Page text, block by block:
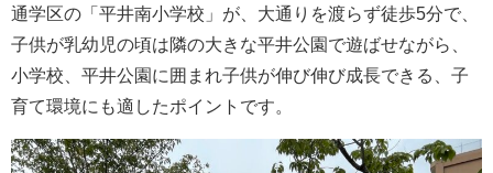
通学区の「平井南小学校」が、大通りを渡らず徒歩5分で、
子供が乳幼児の頃は隣の大きな平井公園で遊ばせながら、
小学校、平井公園に囲まれ子供が伸び伸び成長できる、子
育て環境にも適したポイントです。